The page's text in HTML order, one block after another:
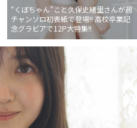
“くぼちゃん”こと久保史緒里さんが週
チャンソロ初表紙で登場!! 高校卒業記
念グラビアで12P大特集!!